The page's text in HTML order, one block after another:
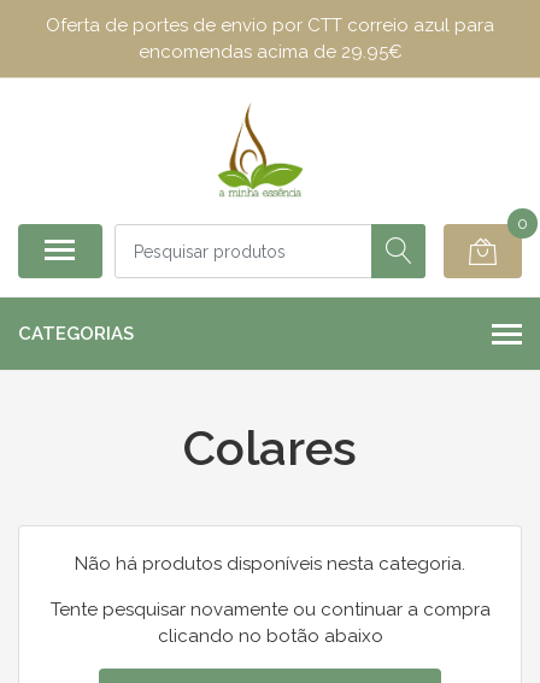
Oferta de portes de envio por CTT correio azul para
encomendas acima de 29.95€
0
CATEGORIAS
Colares
Não há produtos disponíveis nesta categoria.
Tente pesquisar novamente ou continuar a compra
clicando no botão abaixo